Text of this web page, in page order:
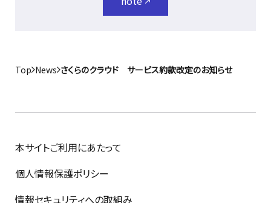
Top News さくらのクラウド サービス約款改定のお知らせ
本サイトご利用にあたって
個人情報保護ポリシー
情報セキュリティへの取組み